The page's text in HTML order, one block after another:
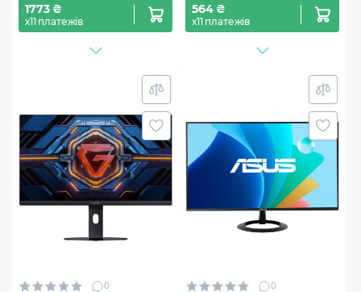
1773 ₴
х11 платежів
564 ₴
х11 платежів
0 0